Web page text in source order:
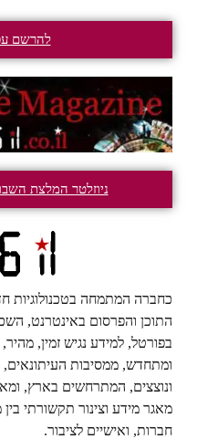
להרשם
ניוזלטר המלצת
כחברה המתמחה בטכנולוגיות
התוכן והפרסום באינטרנט,
בפורטל, למידע נגיש זמין,
ומתחדש, ממסיבות
ונוצצים, המתרחשים בארץ,
מאגר מידע וצינור תקשורתי
חברות, ואישיים לציבור.